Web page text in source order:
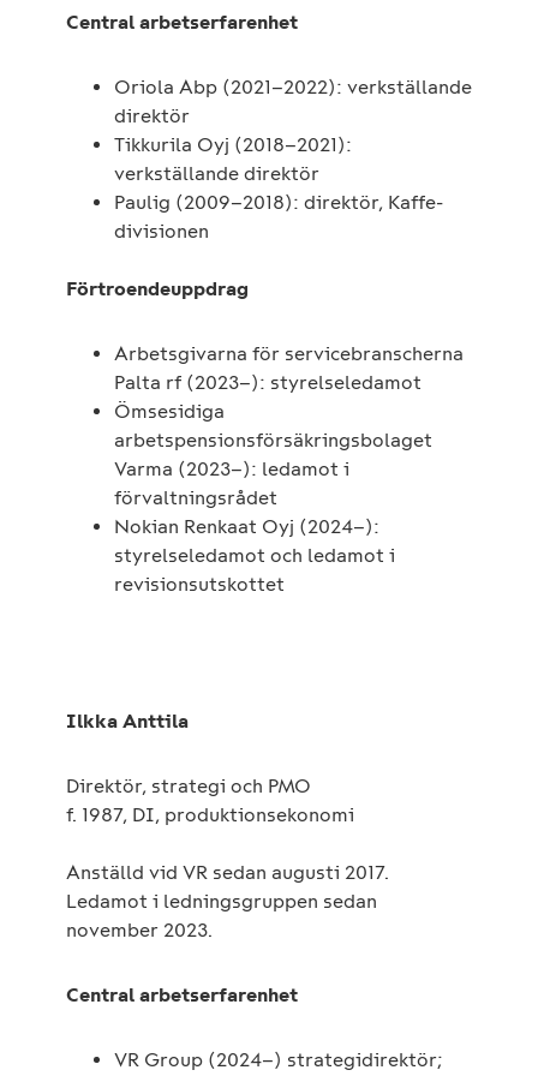
Central arbetserfarenhet
Oriola Abp (2021–2022): verkställande
direktör
Tikkurila Oyj (2018–2021):
verkställande direktör
Paulig (2009–2018): direktör, Kaffe-
divisionen
Förtroendeuppdrag
Arbetsgivarna för servicebranscherna
Palta rf (2023–): styrelseledamot
Ömsesidiga
arbetspensionsförsäkringsbolaget
Varma (2023–): ledamot i
förvaltningsrådet
Nokian Renkaat Oyj (2024–):
styrelseledamot och ledamot i
revisionsutskottet
Ilkka Anttila
Direktör, strategi och PMO
f. 1987, DI, produktionsekonomi
Anställd vid VR sedan augusti 2017.
Ledamot i ledningsgruppen sedan
november 2023.
Central arbetserfarenhet
VR Group (2024–) strategidirektör;